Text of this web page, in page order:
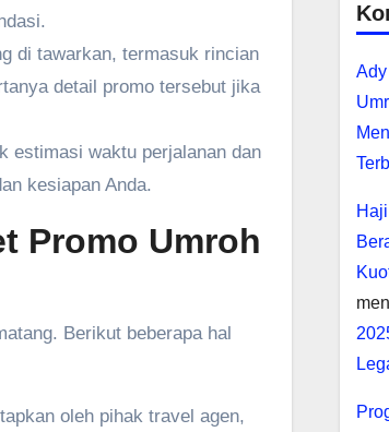
di tawarkan, termasuk rincian
detail promo tersebut jika
estimasi waktu perjalanan dan
kesiapan Anda.
Promo Umroh
Berikut beberapa hal
oleh pihak travel agen,